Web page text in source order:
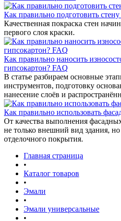
Как правильно подготовить
Качественная покраска стен
первого слоя краски.
Как правильно наносить
гипсокартон? FAQ
В статье разбираем основные
инструментов, подготовку
нанесение слоёв и
Как правильно использовать
От качества выполнения
не только внешний вид здания,
отделочного покрытия.
Главная страница
•
Каталог товаров
•
Эмали
•
Эмали универсальные
•